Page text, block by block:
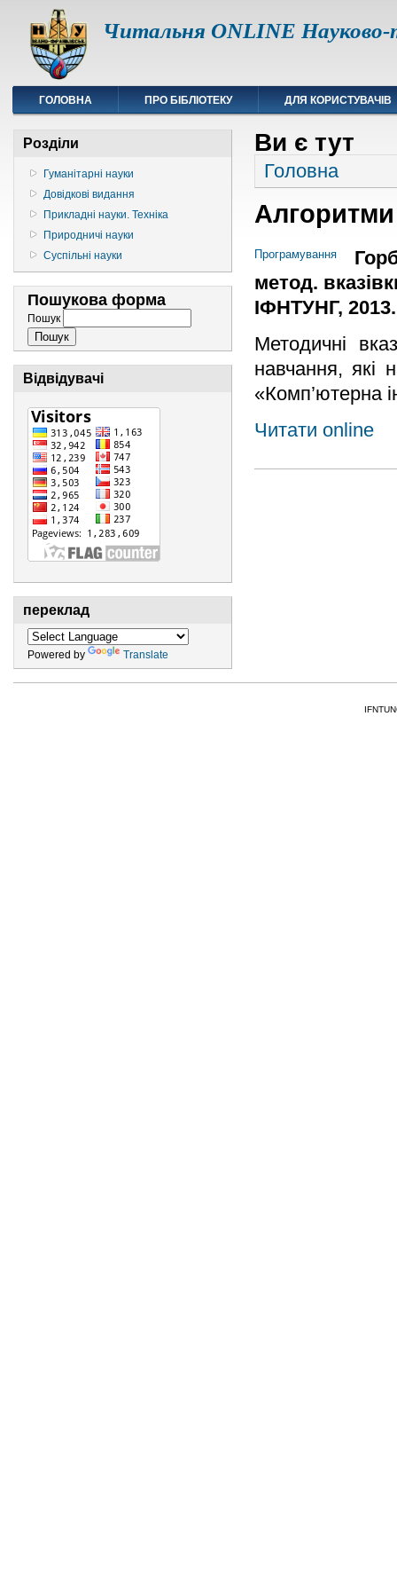
Читальня ONLINE Науково-
ГОЛОВНА ПРО БІБЛІОТЕКУ ДЛЯ КОРИСТУВАЧІВ
Розділи
Гуманітарні науки
Довідкові видання
Прикладні науки. Техніка
Природничі науки
Суспільні науки
Пошукова форма
Пошук
Відвідувачі
переклад
Powered by Translate
Ви є тут
Головна
Програмування
метод.
ІФНТУНГ,
Методичні
навчання, які
«Комп’ютерна
Читати online